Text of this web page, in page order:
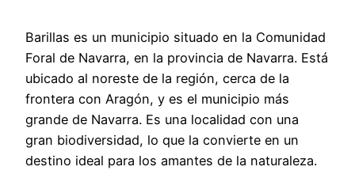
Barillas es un municipio situado en la Comunidad
Foral de Navarra, en la provincia de Navarra. Está
ubicado al noreste de la región, cerca de la
frontera con Aragón, y es el municipio más
grande de Navarra. Es una localidad con una
gran biodiversidad, lo que la convierte en un
destino ideal para los amantes de la naturaleza.